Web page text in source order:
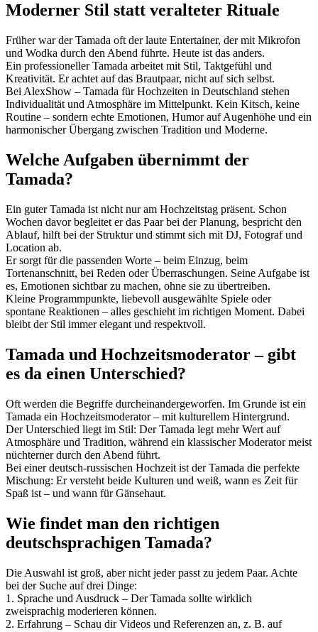
Moderner Stil statt veralteter Rituale
Früher war der Tamada oft der laute Entertainer, der mit Mikrofon
und Wodka durch den Abend führte. Heute ist das anders.
Ein professioneller Tamada arbeitet mit Stil, Taktgefühl und
Kreativität. Er achtet auf das Brautpaar, nicht auf sich selbst.
Bei AlexShow – Tamada für Hochzeiten in Deutschland stehen
Individualität und Atmosphäre im Mittelpunkt. Kein Kitsch, keine
Routine – sondern echte Emotionen, Humor auf Augenhöhe und ein
harmonischer Übergang zwischen Tradition und Moderne.
Welche Aufgaben übernimmt der
Tamada?
Ein guter Tamada ist nicht nur am Hochzeitstag präsent. Schon
Wochen davor begleitet er das Paar bei der Planung, bespricht den
Ablauf, hilft bei der Struktur und stimmt sich mit DJ, Fotograf und
Location ab.
Er sorgt für die passenden Worte – beim Einzug, beim
Tortenanschnitt, bei Reden oder Überraschungen. Seine Aufgabe ist
es, Emotionen sichtbar zu machen, ohne sie zu übertreiben.
Kleine Programmpunkte, liebevoll ausgewählte Spiele oder
spontane Reaktionen – alles geschieht im richtigen Moment. Dabei
bleibt der Stil immer elegant und respektvoll.
Tamada und Hochzeitsmoderator – gibt
es da einen Unterschied?
Oft werden die Begriffe durcheinandergeworfen. Im Grunde ist ein
Tamada ein Hochzeitsmoderator – mit kulturellem Hintergrund.
Der Unterschied liegt im Stil: Der Tamada legt mehr Wert auf
Atmosphäre und Tradition, während ein klassischer Moderator meist
nüchterner durch den Abend führt.
Bei einer deutsch-russischen Hochzeit ist der Tamada die perfekte
Mischung: Er versteht beide Kulturen und weiß, wann es Zeit für
Spaß ist – und wann für Gänsehaut.
Wie findet man den richtigen
deutschsprachigen Tamada?
Die Auswahl ist groß, aber nicht jeder passt zu jedem Paar. Achte
bei der Suche auf drei Dinge:
1. Sprache und Ausdruck – Der Tamada sollte wirklich
zweisprachig moderieren können.
2. Erfahrung – Schau dir Videos und Referenzen an, z. B. auf